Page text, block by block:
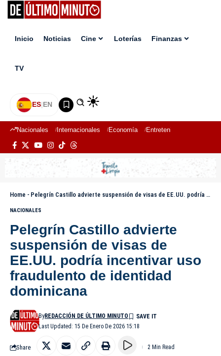
Inicio Noticias Cine Loterías Finanzas
TV
ES|EN
Nacionales Internacionales Economía Entretenimiento
Home - Pelegrín Castillo advierte suspensión de visas de EE.UU. podría incentivar uso fraudulento de identidad dominicana
NACIONALES
Pelegrín Castillo advierte
suspensión de visas de
EE.UU. podría incentivar uso
fraudulento de identidad
dominicana
Last Updated: 15 De Enero De 2026 15:18
ByREDACCIÓN DE ÚLTIMO MINUTO
Share 2 Min Read